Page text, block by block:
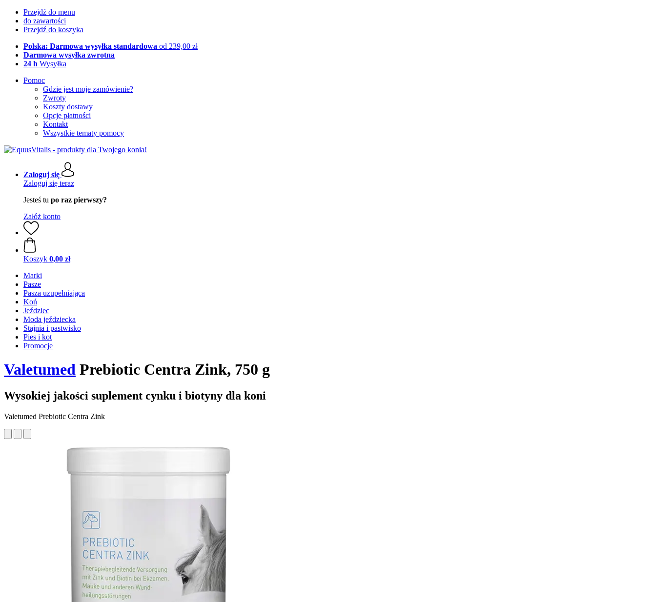
Przejdź do menu
do zawartości
Przejdź do koszyka
Polska: Darmowa wysyłka standardowa od 239,00 zł
Darmowa wysyłka zwrotna
24 h Wysyłka
Pomoc
Gdzie jest moje zamówienie?
Zwroty
Koszty dostawy
Opcje płatności
Kontakt
Wszystkie tematy pomocy
Zaloguj się
Zaloguj się teraz
Jesteś tu po raz pierwszy?
Załóż konto
Koszyk 0,00 zł
Marki
Pasze
Pasza uzupełniająca
Koń
Jeździec
Moda jeździecka
Stajnia i pastwisko
Pies i kot
Promocje
Valetumed Prebiotic Centra Zink, 750 g
Wysokiej jakości suplement cynku i biotyny dla koni
Valetumed Prebiotic Centra Zink